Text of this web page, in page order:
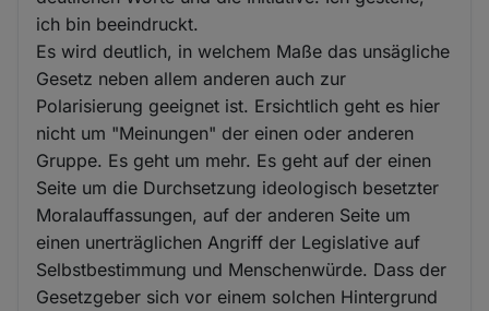
ich bin beeindruckt.
Es wird deutlich, in welchem Maße das unsägliche
Gesetz neben allem anderen auch zur
Polarisierung geeignet ist. Ersichtlich geht es hier
nicht um "Meinungen" der einen oder anderen
Gruppe. Es geht um mehr. Es geht auf der einen
Seite um die Durchsetzung ideologisch besetzter
Moralauffassungen, auf der anderen Seite um
einen unerträglichen Angriff der Legislative auf
Selbstbestimmung und Menschenwürde. Dass der
Gesetzgeber sich vor einem solchen Hintergrund